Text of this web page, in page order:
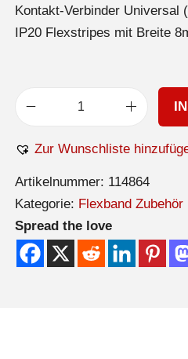
Kontakt-Verbinder Universal
IP20 Flexstripes mit Breite
Zur Wunschliste
Artikelnummer: 114864
Kategorie: Flexband Zubehör
Spread the love